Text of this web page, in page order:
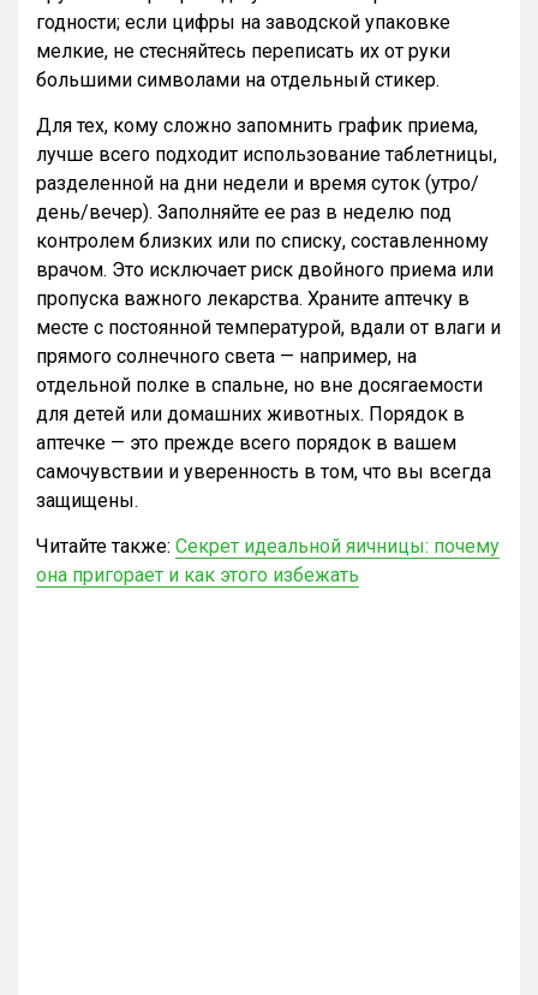
годности; если цифры на заводской упаковке
мелкие, не стесняйтесь переписать их от руки
большими символами на отдельный стикер.
Для тех, кому сложно запомнить график приема,
лучше всего подходит использование таблетницы,
разделенной на дни недели и время суток (утро/
день/вечер). Заполняйте ее раз в неделю под
контролем близких или по списку, составленному
врачом. Это исключает риск двойного приема или
пропуска важного лекарства. Храните аптечку в
месте с постоянной температурой, вдали от влаги и
прямого солнечного света — например, на
отдельной полке в спальне, но вне досягаемости
для детей или домашних животных. Порядок в
аптечке — это прежде всего порядок в вашем
самочувствии и уверенность в том, что вы всегда
защищены.
Читайте также: Секрет идеальной яичницы: почему
она пригорает и как этого избежать